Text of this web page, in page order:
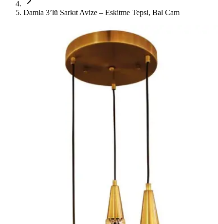
Damla 3’lü Sarkıt Avize – Eskitme Tepsi, Bal Cam